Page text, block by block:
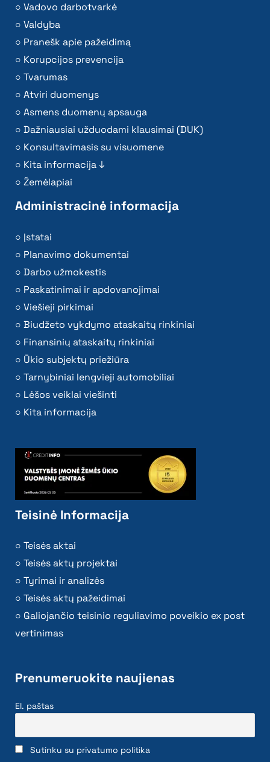
Vadovo darbotvarkė
Valdyba
Pranešk apie pažeidimą
Korupcijos prevencija
Tvarumas
Atviri duomenys
Asmens duomenų apsauga
Dažniausiai užduodami klausimai (DUK)
Konsultavimasis su visuomene
Kita informacija ↓
Žemėlapiai
Administracinė informacija
Įstatai
Planavimo dokumentai
Darbo užmokestis
Paskatinimai ir apdovanojimai
Viešieji pirkimai
Biudžeto vykdymo ataskaitų rinkiniai
Finansinių ataskaitų rinkiniai
Ūkio subjektų priežiūra
Tarnybiniai lengvieji automobiliai
Lėšos veiklai viešinti
Kita informacija
Teisinė Informacija
Teisės aktai
Teisės aktų projektai
Tyrimai ir analizės
Teisės aktų pažeidimai
Galiojančio teisinio reguliavimo poveikio ex post
vertinimas
Prenumeruokite naujienas
El. paštas
Sutinku su privatumo politika